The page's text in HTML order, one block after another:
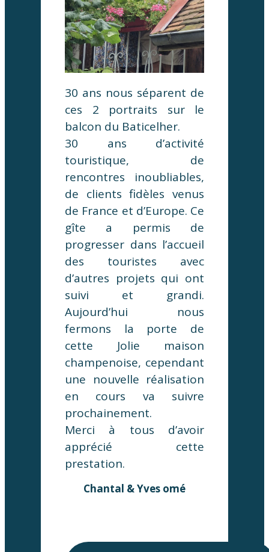
30 ans nous séparent de
ces 2 portraits sur le
balcon du Baticelher.
30 ans d’activité
touristique, de
rencontres inoubliables,
de clients fidèles venus
de France et d’Europe. Ce
gîte a permis de
progresser dans l’accueil
des touristes avec
d’autres projets qui ont
suivi et grandi.
Aujourd’hui nous
fermons la porte de
cette Jolie maison
champenoise, cependant
une nouvelle réalisation
en cours va suivre
prochainement.
Merci à tous d’avoir
apprécié cette
prestation.
Chantal & Yves omé